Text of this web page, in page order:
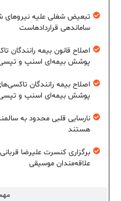
تبعیض شغلی علیه نیروهای
ساماندهی قراردادهاست
اصلاح قانون بیمه
پوشش بیمه‌ای اسنپ و
اصلاح بیمه رانندگان
پوشش بیمه‌ای اسنپ و تپسی
نارسایی قلبی محدود به
هستند
برگزاری کنسرت علیرضا
علاقه‌مندان موسیقی